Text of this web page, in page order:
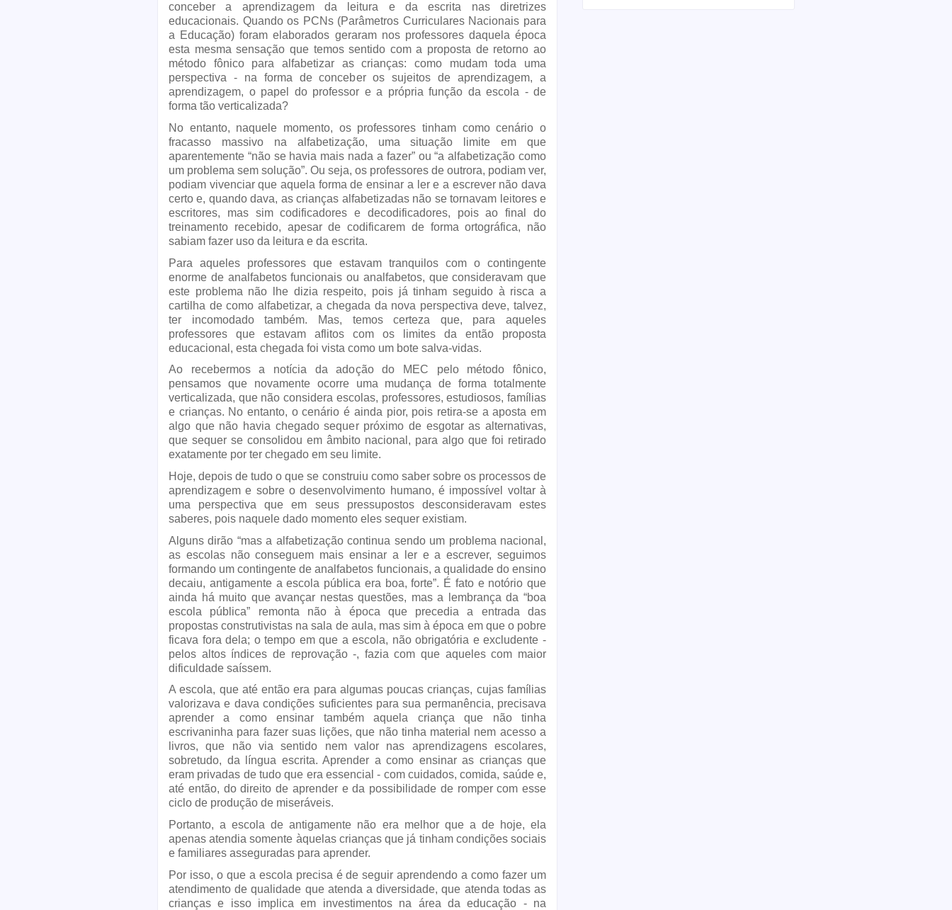
conceber a aprendizagem da leitura e da escrita nas diretrizes
educacionais. Quando os PCNs (Parâmetros Curriculares Nacionais para
a Educação) foram elaborados geraram nos professores daquela época
esta mesma sensação que temos sentido com a proposta de retorno ao
método fônico para alfabetizar as crianças: como mudam toda uma
perspectiva - na forma de conceber os sujeitos de aprendizagem, a
aprendizagem, o papel do professor e a própria função da escola - de
forma tão verticalizada?
No entanto, naquele momento, os professores tinham como cenário o
fracasso massivo na alfabetização, uma situação limite em que
aparentemente “não se havia mais nada a fazer” ou “a alfabetização como
um problema sem solução”. Ou seja, os professores de outrora, podiam ver,
podiam vivenciar que aquela forma de ensinar a ler e a escrever não dava
certo e, quando dava, as crianças alfabetizadas não se tornavam leitores e
escritores, mas sim codificadores e decodificadores, pois ao final do
treinamento recebido, apesar de codificarem de forma ortográfica, não
sabiam fazer uso da leitura e da escrita.
Para aqueles professores que estavam tranquilos com o contingente
enorme de analfabetos funcionais ou analfabetos, que consideravam que
este problema não lhe dizia respeito, pois já tinham seguido à risca a
cartilha de como alfabetizar, a chegada da nova perspectiva deve, talvez,
ter incomodado também. Mas, temos certeza que, para aqueles
professores que estavam aflitos com os limites da então proposta
educacional, esta chegada foi vista como um bote salva-vidas.
Ao recebermos a notícia da adoção do MEC pelo método fônico,
pensamos que novamente ocorre uma mudança de forma totalmente
verticalizada, que não considera escolas, professores, estudiosos, famílias
e crianças. No entanto, o cenário é ainda pior, pois retira-se a aposta em
algo que não havia chegado sequer próximo de esgotar as alternativas,
que sequer se consolidou em âmbito nacional, para algo que foi retirado
exatamente por ter chegado em seu limite.
Hoje, depois de tudo o que se construiu como saber sobre os processos de
aprendizagem e sobre o desenvolvimento humano, é impossível voltar à
uma perspectiva que em seus pressupostos desconsideravam estes
saberes, pois naquele dado momento eles sequer existiam.
Alguns dirão “mas a alfabetização continua sendo um problema nacional,
as escolas não conseguem mais ensinar a ler e a escrever, seguimos
formando um contingente de analfabetos funcionais, a qualidade do ensino
decaiu, antigamente a escola pública era boa, forte”. É fato e notório que
ainda há muito que avançar nestas questões, mas a lembrança da “boa
escola pública” remonta não à época que precedia a entrada das
propostas construtivistas na sala de aula, mas sim à época em que o pobre
ficava fora dela; o tempo em que a escola, não obrigatória e excludente -
pelos altos índices de reprovação -, fazia com que aqueles com maior
dificuldade saíssem.
A escola, que até então era para algumas poucas crianças, cujas famílias
valorizava e dava condições suficientes para sua permanência, precisava
aprender a como ensinar também aquela criança que não tinha
escrivaninha para fazer suas lições, que não tinha material nem acesso a
livros, que não via sentido nem valor nas aprendizagens escolares,
sobretudo, da língua escrita. Aprender a como ensinar as crianças que
eram privadas de tudo que era essencial - com cuidados, comida, saúde e,
até então, do direito de aprender e da possibilidade de romper com esse
ciclo de produção de miseráveis.
Portanto, a escola de antigamente não era melhor que a de hoje, ela
apenas atendia somente àquelas crianças que já tinham condições sociais
e familiares asseguradas para aprender.
Por isso, o que a escola precisa é de seguir aprendendo a como fazer um
atendimento de qualidade que atenda a diversidade, que atenda todas as
crianças e isso implica em investimentos na área da educação - na